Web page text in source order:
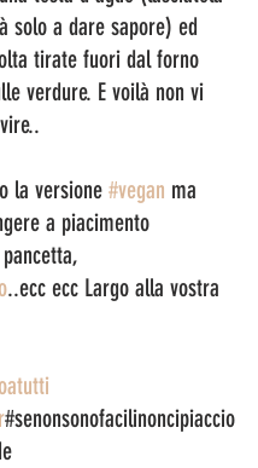
solo a dare sapore) ed
tirate fuori dal forno
verdure. E voilà non vi
la versione #vegan ma
a piacimento
..ecc ecc Largo alla vostra
#senonsonofacilinoncipiaccio